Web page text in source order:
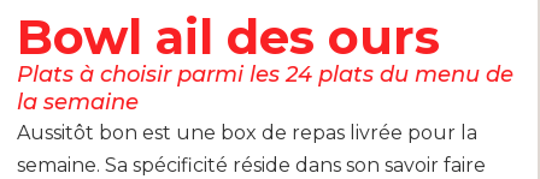
Bowl ail des ours
Plats à choisir parmi les 24 plats du menu de
la semaine
Aussitôt bon est une box de repas livrée pour la
semaine. Sa spécificité réside dans son savoir faire